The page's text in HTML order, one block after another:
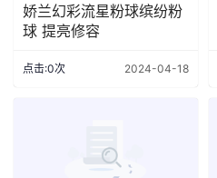
娇兰幻彩流星粉球缤纷粉
球 提亮修容
点击:0次 2024-04-18